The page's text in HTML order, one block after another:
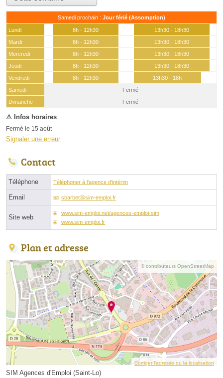
Samedi prochain : Jour férié (Assomption)
Lundi 8h - 12h30
13h30 - 18h30
Mardi
8h - 12h30
13h30 - 18h30
Mercredi
8h - 12h30
13h30 - 18h30
Jeudi
8h - 12h30
13h30 - 18h30
Vendredi
8h - 12h30
13h30 - 18h
Samedi
(15 août)
Fermé
Dimanche
Fermé
Fermé le 15 août
Signaler une erreur
Contact
Téléphone Téléphoner à l'agence d'intérim
Email sbarbetⓐsim-emploi.fr
Site web
www.sim-emploi.net/agences-emploi-sim
www.sim-emploi.fr
Plan et adresse
© contributeurs OpenStreetMap
Corriger l’adresse ou la localisation
SIM Agences d'Emploi (Saint-Lo)